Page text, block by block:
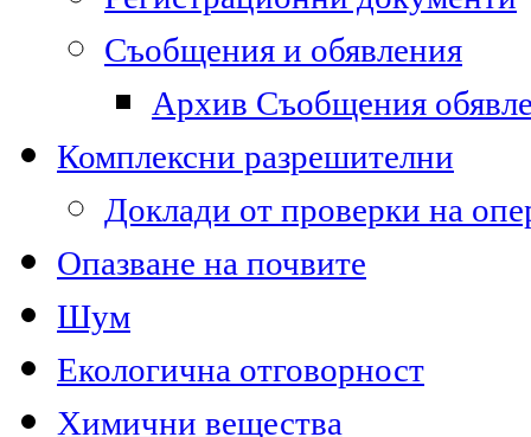
Съобщения и обявления
Архив Съобщения
Комплексни разрешителни
Доклади от проверки на
Опазване на почвите
Шум
Екологична отговорност
Химични вещества